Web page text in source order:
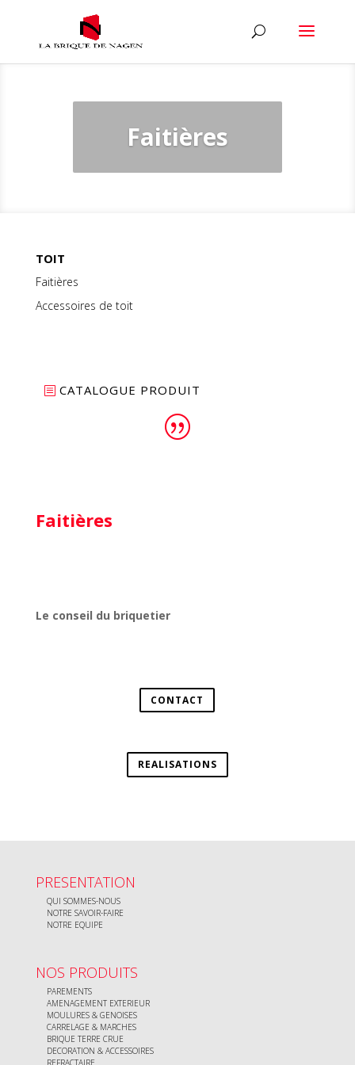
Faitières
TOIT
Faitières
Accessoires de toit
CATALOGUE PRODUIT
Faitières
Le conseil du briquetier
CONTACT
REALISATIONS
PRESENTATION
QUI SOMMES-NOUS
NOTRE SAVOIR-FAIRE
NOTRE EQUIPE
NOS PRODUITS
PAREMENTS
AMENAGEMENT EXTERIEUR
MOULURES & GENOISES
CARRELAGE & MARCHES
BRIQUE TERRE CRUE
DECORATION & ACCESSOIRES
REFRACTAIRE